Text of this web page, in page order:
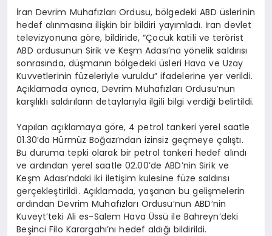
İran Devrim Muhafızları Ordusu, bölgedeki ABD üslerinin
hedef alınmasına ilişkin bir bildiri yayımladı. İran devlet
televizyonuna göre, bildiride, “Çocuk katili ve terörist
ABD ordusunun Sirik ve Keşm Adası’na yönelik saldırısı
sonrasında, düşmanın bölgedeki üsleri Hava ve Uzay
Kuvvetlerinin füzeleriyle vuruldu” ifadelerine yer verildi.
Açıklamada ayrıca, Devrim Muhafızları Ordusu’nun
karşılıklı saldırıların detaylarıyla ilgili bilgi verdiği belirtildi.
Yapılan açıklamaya göre, 4 petrol tankeri yerel saatle
01.30’da Hürmüz Boğazı’ndan izinsiz geçmeye çalıştı.
Bu duruma tepki olarak bir petrol tankeri hedef alındı
ve ardından yerel saatle 02.00’de ABD’nin Sirik ve
Keşm Adası’ndaki iki iletişim kulesine füze saldırısı
gerçekleştirildi. Açıklamada, yaşanan bu gelişmelerin
ardından Devrim Muhafızları Ordusu’nun ABD’nin
Kuveyt’teki Ali es-Salem Hava Üssü ile Bahreyn’deki
Beşinci Filo Karargahı’nı hedef aldığı bildirildi.